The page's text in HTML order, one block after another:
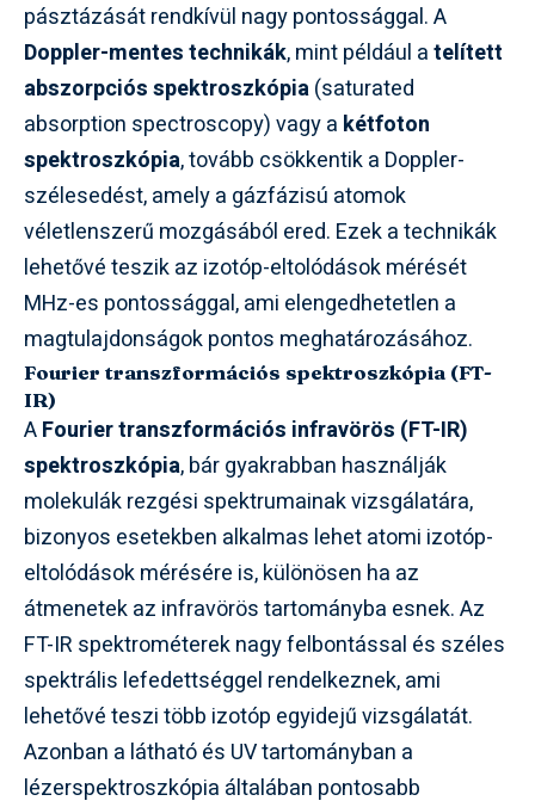
pásztázását rendkívül nagy pontossággal. A
Doppler-mentes technikák, mint például atelített
abszorpciós spektroszkópia(saturated
absorption spectroscopy) vagy a kétfoton
spektroszkópia, tovább csökkentik a Doppler-
szélesedést, amely a gázfázisú atomok
véletlenszerű mozgásából ered. Ezek a technikák
lehetővé teszik az izotóp-eltolódások mérését
MHz-es pontossággal, ami elengedhetetlen a
magtulajdonságok pontos meghatározásához.
Fourier transzformációs spektroszkópia (FT-
IR)
AFourier transzformációs infravörös (FT-IR)
spektroszkópia, bár gyakrabban használják
molekulák rezgési spektrumainak vizsgálatára,
bizonyos esetekben alkalmas lehet atomi izotóp-
eltolódások mérésére is, különösen ha az
átmenetek az infravörös tartományba esnek. Az
FT-IR spektrométerek nagy felbontással és széles
spektrális lefedettséggel rendelkeznek, ami
lehetővé teszi több izotóp egyidejű vizsgálatát.
Azonban a látható és UV tartományban a
lézerspektroszkópia általában pontosabb